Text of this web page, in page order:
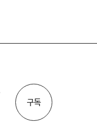
구독